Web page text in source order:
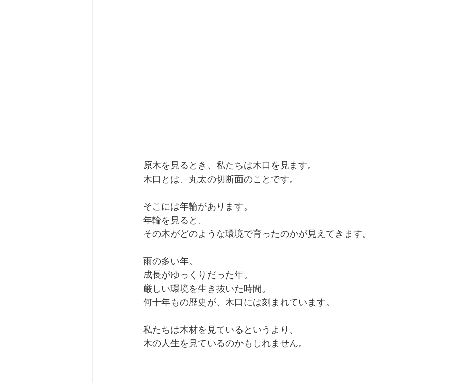
原木を見るとき、私たちは木口を見ます。
木口とは、丸太の切断面のことです。
そこには年輪があります。
年輪を見ると、
その木がどのような環境で育ったのかが見えてきます。
雨の多い年。
成長がゆっくりだった年。
厳しい環境を生き抜いた時間。
何十年もの歴史が、木口には刻まれています。
私たちは木材を見ているというより、
木の人生を見ているのかもしれません。